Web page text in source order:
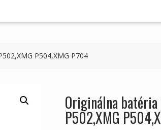
P504,XMG P704
Originálna batéria
P502,XMG